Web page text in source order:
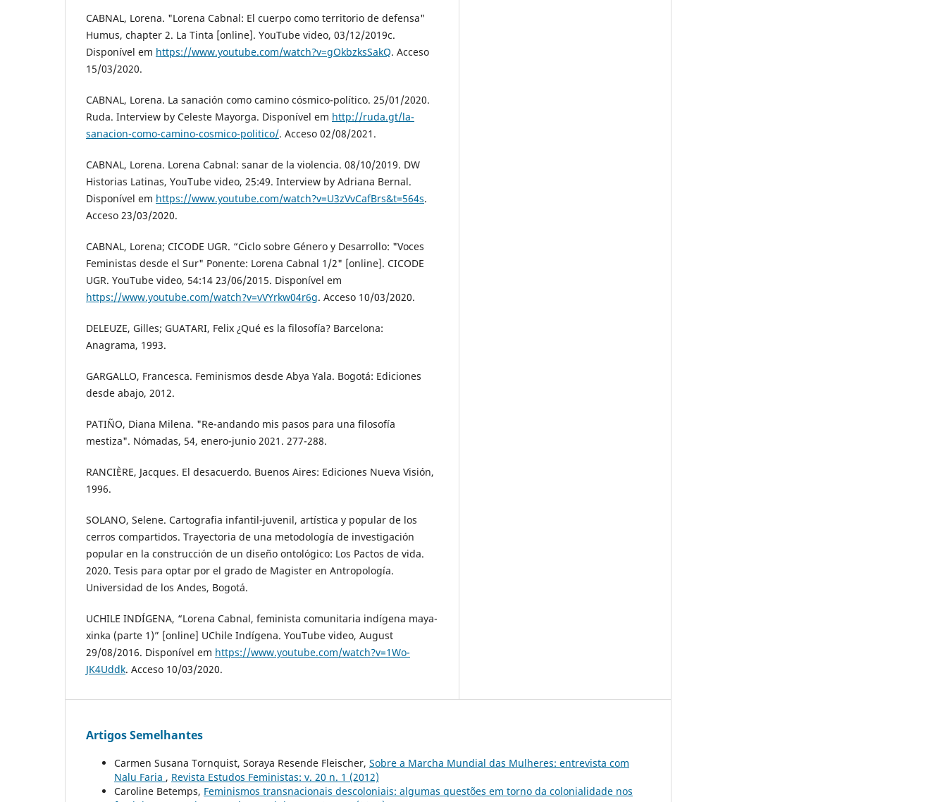
CABNAL, Lorena. "Lorena Cabnal: El cuerpo como territorio de defensa"
Humus, chapter 2. La Tinta [online]. YouTube video, 03/12/2019c.
Disponível em https://www.youtube.com/watch?v=gOkbzksSakQ. Acceso
15/03/2020.
CABNAL, Lorena. La sanación como camino cósmico-político. 25/01/2020.
Ruda. Interview by Celeste Mayorga. Disponível em http://ruda.gt/la-
sanacion-como-camino-cosmico-politico/. Acceso 02/08/2021.
CABNAL, Lorena. Lorena Cabnal: sanar de la violencia. 08/10/2019. DW
Historias Latinas, YouTube video, 25:49. Interview by Adriana Bernal.
Disponível em https://www.youtube.com/watch?v=U3zVvCafBrs&t=564s.
Acceso 23/03/2020.
CABNAL, Lorena; CICODE UGR. “Ciclo sobre Género y Desarrollo: "Voces
Feministas desde el Sur" Ponente: Lorena Cabnal 1/2" [online]. CICODE
UGR. YouTube video, 54:14 23/06/2015. Disponível em
https://www.youtube.com/watch?v=vVYrkw04r6g. Acceso 10/03/2020.
DELEUZE, Gilles; GUATARI, Felix ¿Qué es la filosofía? Barcelona:
Anagrama, 1993.
GARGALLO, Francesca. Feminismos desde Abya Yala. Bogotá: Ediciones
desde abajo, 2012.
PATIÑO, Diana Milena. "Re-andando mis pasos para una filosofía
mestiza". Nómadas, 54, enero-junio 2021. 277-288.
RANCIÈRE, Jacques. El desacuerdo. Buenos Aires: Ediciones Nueva Visión,
1996.
SOLANO, Selene. Cartografia infantil-juvenil, artística y popular de los
cerros compartidos. Trayectoria de una metodología de investigación
popular en la construcción de un diseño ontológico: Los Pactos de vida.
2020. Tesis para optar por el grado de Magister en Antropología.
Universidad de los Andes, Bogotá.
UCHILE INDÍGENA, “Lorena Cabnal, feminista comunitaria indígena maya-
xinka (parte 1)” [online] UChile Indígena. YouTube video, August
29/08/2016. Disponível em https://www.youtube.com/watch?v=1Wo-
JK4Uddk. Acceso 10/03/2020.
Artigos Semelhantes
Carmen Susana Tornquist, Soraya Resende Fleischer, Sobre a Marcha Mundial das Mulheres: entrevista com
Nalu Faria , Revista Estudos Feministas: v. 20 n. 1 (2012)
Caroline Betemps, Feminismos transnacionais descoloniais: algumas questões em torno da colonialidade nos